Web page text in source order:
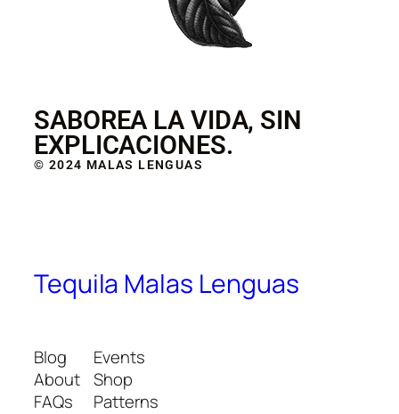
SABOREA LA VIDA, SIN
EXPLICACIONES.
© 2024 MALAS LENGUAS
Tequila Malas Lenguas
Blog
About
FAQs
Events
Shop
Patterns